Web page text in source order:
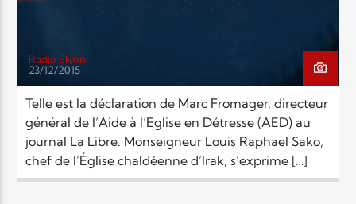
Radio Elyon
23/12/2015
Telle est la déclaration de Marc Fromager, directeur
général de l’Aide à l’Eglise en Détresse (AED) au
journal La Libre. Monseigneur Louis Raphael Sako,
chef de l’Église chaldéenne d’Irak, s’exprime […]